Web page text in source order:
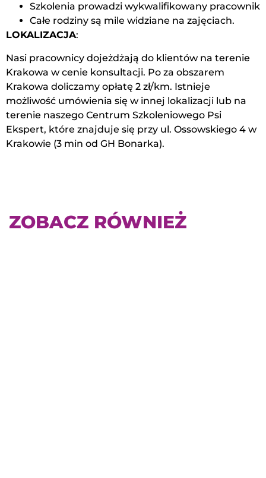
Szkolenia prowadzi wykwalifikowany pracownik
Całe rodziny są mile widziane na zajęciach.
LOKALIZACJA:
Nasi pracownicy dojeżdżają do klientów na terenie
Krakowa w cenie konsultacji. Po za obszarem
Krakowa doliczamy opłatę 2 zł/km. Istnieje
możliwość umówienia się w innej lokalizacji lub na
terenie naszego Centrum Szkoleniowego Psi
Ekspert, które znajduje się przy ul. Ossowskiego 4 w
Krakowie (3 min od GH Bonarka).
ZOBACZ RÓWNIEŻ